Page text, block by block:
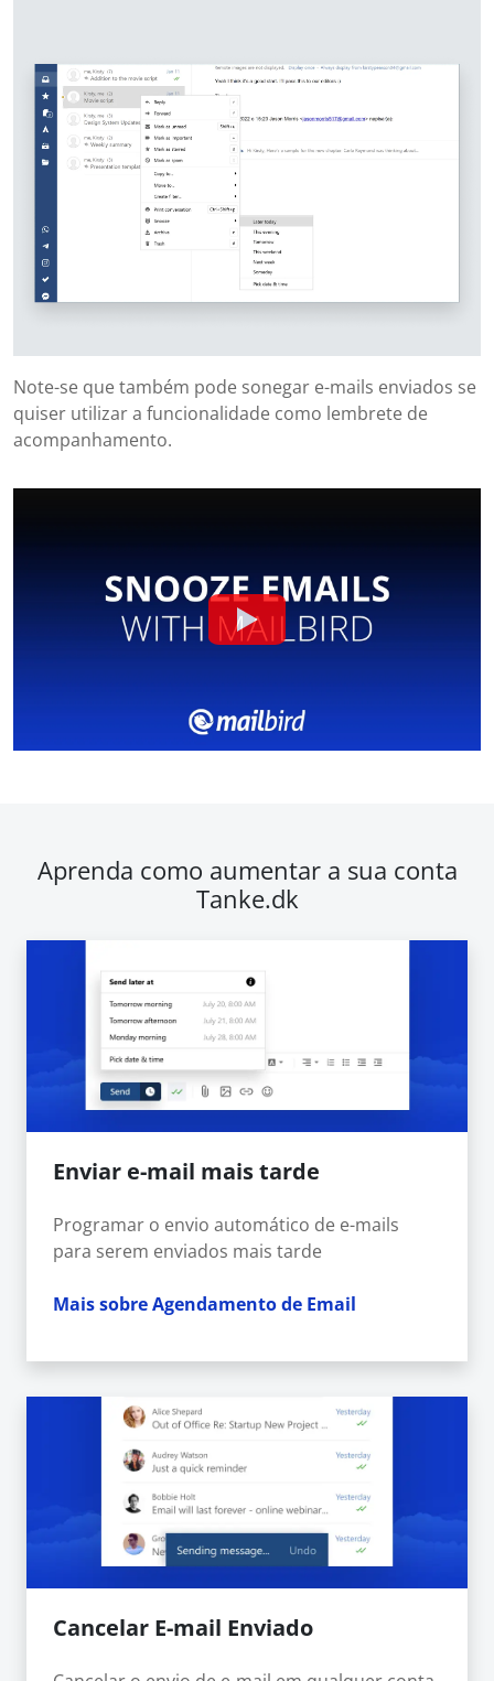
Note-se que também pode sonegar e-mails enviados se
quiser utilizar a funcionalidade como lembrete de
acompanhamento.
Aprenda como aumentar a sua conta
Tanke.dk
Enviar e-mail mais tarde
Programar o envio automático de e-mails
para serem enviados mais tarde
Mais sobre Agendamento de Email
Cancelar E-mail Enviado